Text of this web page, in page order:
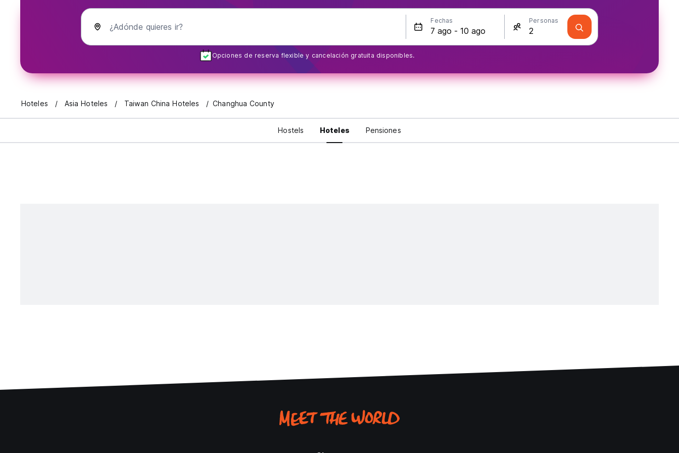
¿Adónde quieres ir?
Fechas Personas
Opciones de reserva flexible y cancelación gratuita disponibles.
Hoteles Asia Hoteles Taiwan China Hoteles Changhua County
Hostels Hoteles Pensiones